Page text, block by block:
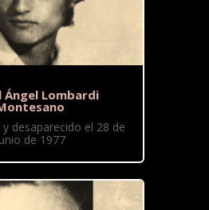
Ángel Lombardi
desaparecido el 28 de
de 1977